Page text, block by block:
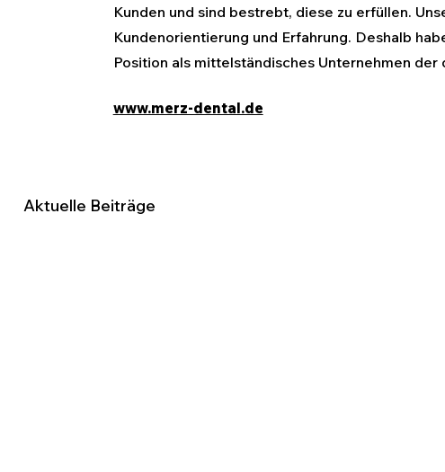
Kunden und sind bestrebt, diese zu erfüllen.
Kundenorientierung und Erfahrung. Deshalb
Position als mittelständisches Unternehmen
www.merz-dental.de
Aktuelle Beiträge